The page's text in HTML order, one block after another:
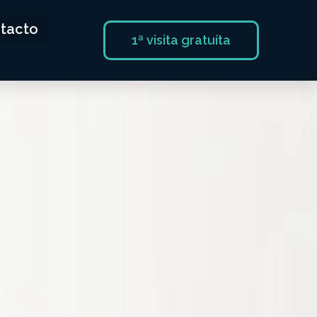
1ª visita gratuíta